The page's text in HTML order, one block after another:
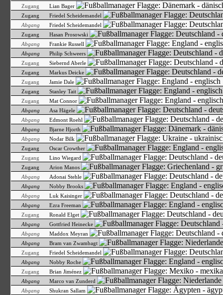
Zugang
Lian Bager
Zugang
Friedel Scheidemandel
Abgang
Friedel Scheidemandel
Zugang
Hasan Prosowski
Abgang
Frankie Russell
Abgang
Philip Schweers
Zugang
Siebernd Aberle
Zugang
Markus Deicke
Zugang
Jamie Dale
Zugang
Stanley Tait
Zugang
Mat Connor
Abgang
Asa Hägele
Abgang
Edmont Roehl
Abgang
Bjarne Hjorth
Abgang
Nodar Bilk
Zugang
Oscar Crowther
Zugang
Lino Wiegard
Zugang
Arion Manos
Abgang
Adonai Stehle
Abgang
Nobby Brooks
Abgang
Luk Kaisinger
Abgang
Ezra Freeman
Zugang
Ronald Elget
Abgang
Gottfried Heinecke
Abgang
Maddox Meyran
Abgang
Bram van Zwambagt
Zugang
Friedel Scheidemandel
Abgang
Nobby Roche
Zugang
Brian Jiménez
Abgang
Marco van Zunderd
Abgang
Shukran Sallam